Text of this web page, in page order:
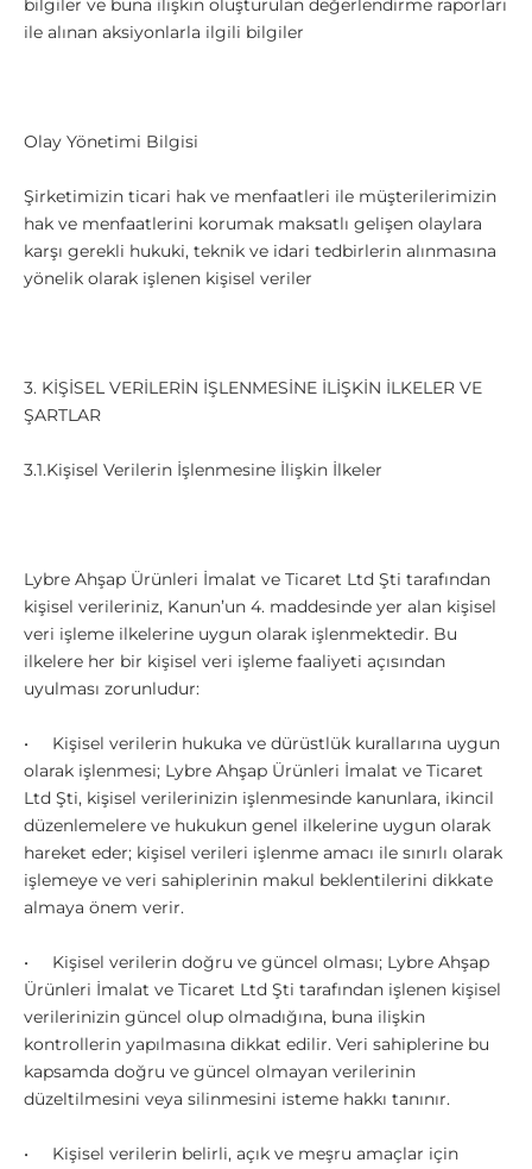
bilgiler ve buna ilişkin oluşturulan değerlendirme raporları
ile alınan aksiyonlarla ilgili bilgiler
Olay Yönetimi Bilgisi
Şirketimizin ticari hak ve menfaatleri ile müşterilerimizin
hak ve menfaatlerini korumak maksatlı gelişen olaylara
karşı gerekli hukuki, teknik ve idari tedbirlerin alınmasına
yönelik olarak işlenen kişisel veriler
3. KİŞİSEL VERİLERİN İŞLENMESİNE İLİŞKİN İLKELER VE
ŞARTLAR
3.1.Kişisel Verilerin İşlenmesine İlişkin İlkeler
Lybre Ahşap Ürünleri İmalat ve Ticaret Ltd Şti tarafından
kişisel verileriniz, Kanun’un 4. maddesinde yer alan kişisel
veri işleme ilkelerine uygun olarak işlenmektedir. Bu
ilkelere her bir kişisel veri işleme faaliyeti açısından
uyulması zorunludur:
• Kişisel verilerin hukuka ve dürüstlük kurallarına uygun
olarak işlenmesi; Lybre Ahşap Ürünleri İmalat ve Ticaret
Ltd Şti, kişisel verilerinizin işlenmesinde kanunlara, ikincil
düzenlemelere ve hukukun genel ilkelerine uygun olarak
hareket eder; kişisel verileri işlenme amacı ile sınırlı olarak
işlemeye ve veri sahiplerinin makul beklentilerini dikkate
almaya önem verir.
• Kişisel verilerin doğru ve güncel olması; Lybre Ahşap
Ürünleri İmalat ve Ticaret Ltd Şti tarafından işlenen kişisel
verilerinizin güncel olup olmadığına, buna ilişkin
kontrollerin yapılmasına dikkat edilir. Veri sahiplerine bu
kapsamda doğru ve güncel olmayan verilerinin
düzeltilmesini veya silinmesini isteme hakkı tanınır.
• Kişisel verilerin belirli, açık ve meşru amaçlar için